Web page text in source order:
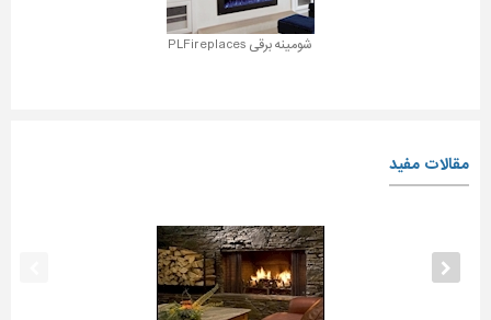
شومینه برقی PLFireplaces
مقالات مفید